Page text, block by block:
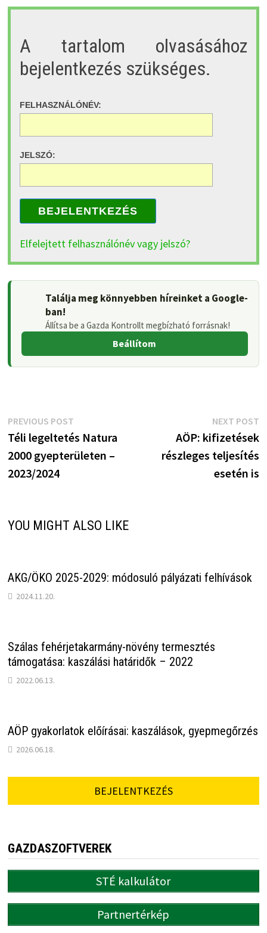
A tartalom olvasásához
bejelentkezés szükséges.
FELHASZNÁLÓNÉV:
JELSZÓ:
BEJELENTKEZÉS
Elfelejtett felhasználónév vagy jelszó?
Találja meg könnyebben híreinket a Google-
ban!
Állítsa be a Gazda Kontrollt megbízható forrásnak!
Beállítom
Bejegyzés
navigáció
PREVIOUS POSTPrevious
post:
Téli legeltetés Natura
2000 gyepterületen –
2023/2024
NEXT POST
AÖP: kifizetések
részleges teljesítés
esetén is
YOU MIGHT ALSO LIKE
AKG/ÖKO 2025-2029: módosuló pályázati felhívások
2024.11.20.
Szálas fehérjetakarmány-növény termesztés
támogatása: kaszálási határidők – 2022
2022.06.13.
AÖP gyakorlatok előírásai: kaszálások, gyepmegőrzés
2026.06.18.
BEJELENTKEZÉS
GAZDASZOFTVEREK
STÉ kalkulátor
Partnertérkép